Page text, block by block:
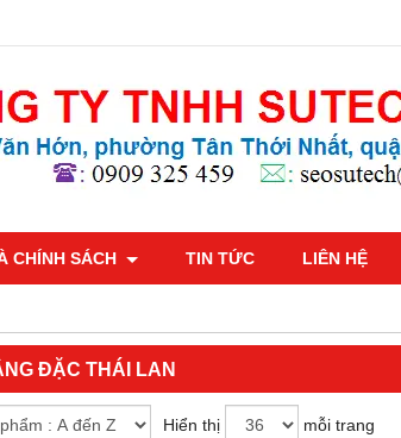
CHÍNH SÁCH TIN TỨC LIÊN HỆ
ĐẶC THÁI LAN
Hiển thị mỗi trang